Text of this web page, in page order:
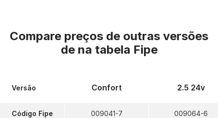
Compare preços de outras versões
de na tabela Fipe
Versão
Código Fipe
Confort
009041-7
2.5 24v
009064-6